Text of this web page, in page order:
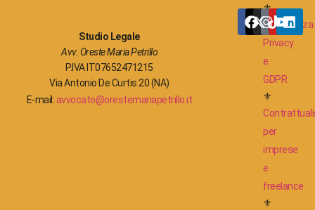
Studio Legale
Avv. Oreste Maria Petrillo
P.IVA IT07652471215
Via Antonio De Curtis 20 (NA)
E-mail: avvocato@orestemariapetrillo.it
⚜
Consulenza
Privacy
e
GDPR
⚜
per
imprese
e
freelance
⚜